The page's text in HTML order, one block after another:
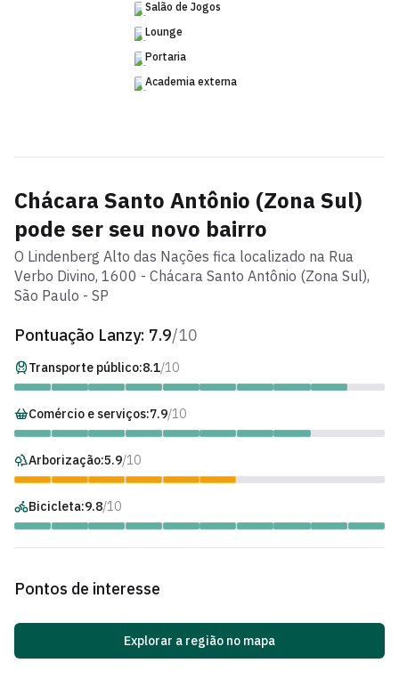
Salão de Jogos
Lounge
Portaria
Academia externa
Chácara Santo Antônio (Zona Sul)
pode ser seu novo bairro
O Lindenberg Alto das Nações fica localizado na Rua
Verbo Divino, 1600 - Chácara Santo Antônio (Zona Sul),
São Paulo - SP
Pontuação Lanzy: 7.9/10
Transporte público:8.1/10
Comércio e serviços:7.9/10
Arborização:5.9/10
Bicicleta:9.8/10
Pontos de interesse
Explorar a região no mapa